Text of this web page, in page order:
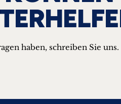
haben, schreiben Sie uns.